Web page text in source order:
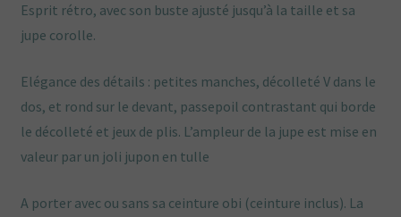
Esprit rétro, avec son buste ajusté jusqu’à la taille et sa
jupe corolle.
Elégance des détails : petites manches, décolleté V dans le
dos, et rond sur le devant, passepoil contrastant qui borde
le décolleté et jeux de plis. L’ampleur de la jupe est mise en
valeur par un joli jupon en tulle
A porter avec ou sans sa ceinture obi (ceinture inclus). La